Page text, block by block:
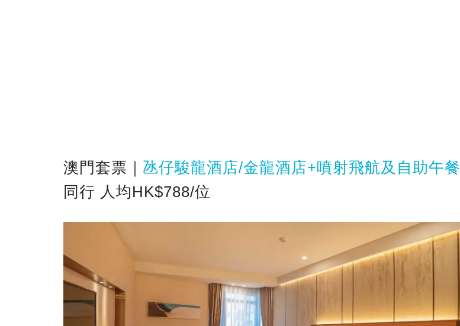
澳門套票｜ 氹仔駿龍酒店/金龍酒店+噴射飛航及自助午餐
同行 人均HK$788/位